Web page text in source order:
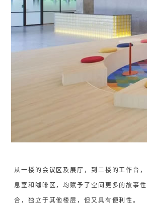
从一楼的会议区及展厅，到二楼的工作台
息室和咖啡区，均赋予了空间更多的故事
合，独立于其他楼层，但又具有便利性。